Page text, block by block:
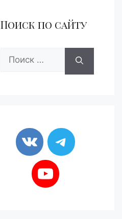
Поиск по сайту